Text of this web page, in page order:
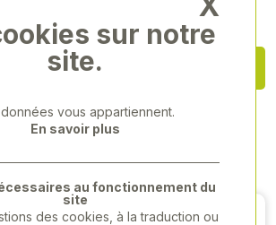
/ Filtrer les produits
à 34 produits sur 34
sur notre
site.
vous appartiennent.
En savoir plus
au fonctionnement du
site
des cookies, à la traduction ou